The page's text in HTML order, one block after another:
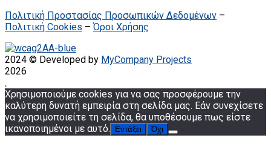
Πολιτική Προστασίας Προσωπικών Δεδομένων –
Πολιτική Cookies –Όροι Χρήσης
2024 © Developed by MyCompany Projects
2026
.
Χρησιμοποιούμε cookies για να σας προσφέρουμε την
καλύτερη δυνατή εμπειρία στη σελίδα μας. Εάν συνεχίσετε
να χρησιμοποιείτε τη σελίδα, θα υποθέσουμε πως είστε
ικανοποιημένοι με αυτό.
Εντάξει Όχι